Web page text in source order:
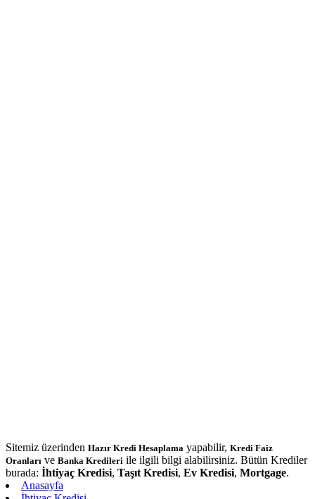
Sitemiz üzerinden Hazır Kredi Hesaplama yapabilir, Kredi Faiz
Oranları ve Banka Kredileri ile ilgili bilgi alabilirsiniz. Bütün Krediler
burada: İhtiyaç Kredisi, Taşıt Kredisi, Ev Kredisi, Mortgage.
Anasayfa